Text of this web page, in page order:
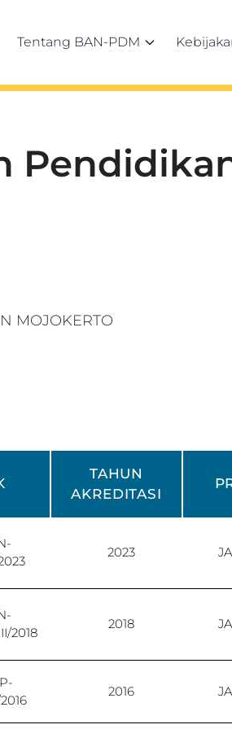
Tentang BAN-PDM
MOJOKERTO
TAHUN
AKREDITASI
2023
2018
2018
2016